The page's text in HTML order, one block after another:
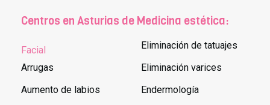
Centros en Asturias de Medicina estética:
Facial
Arrugas
Aumento de labios
Eliminación de tatuajes
Eliminación varices
Endermología